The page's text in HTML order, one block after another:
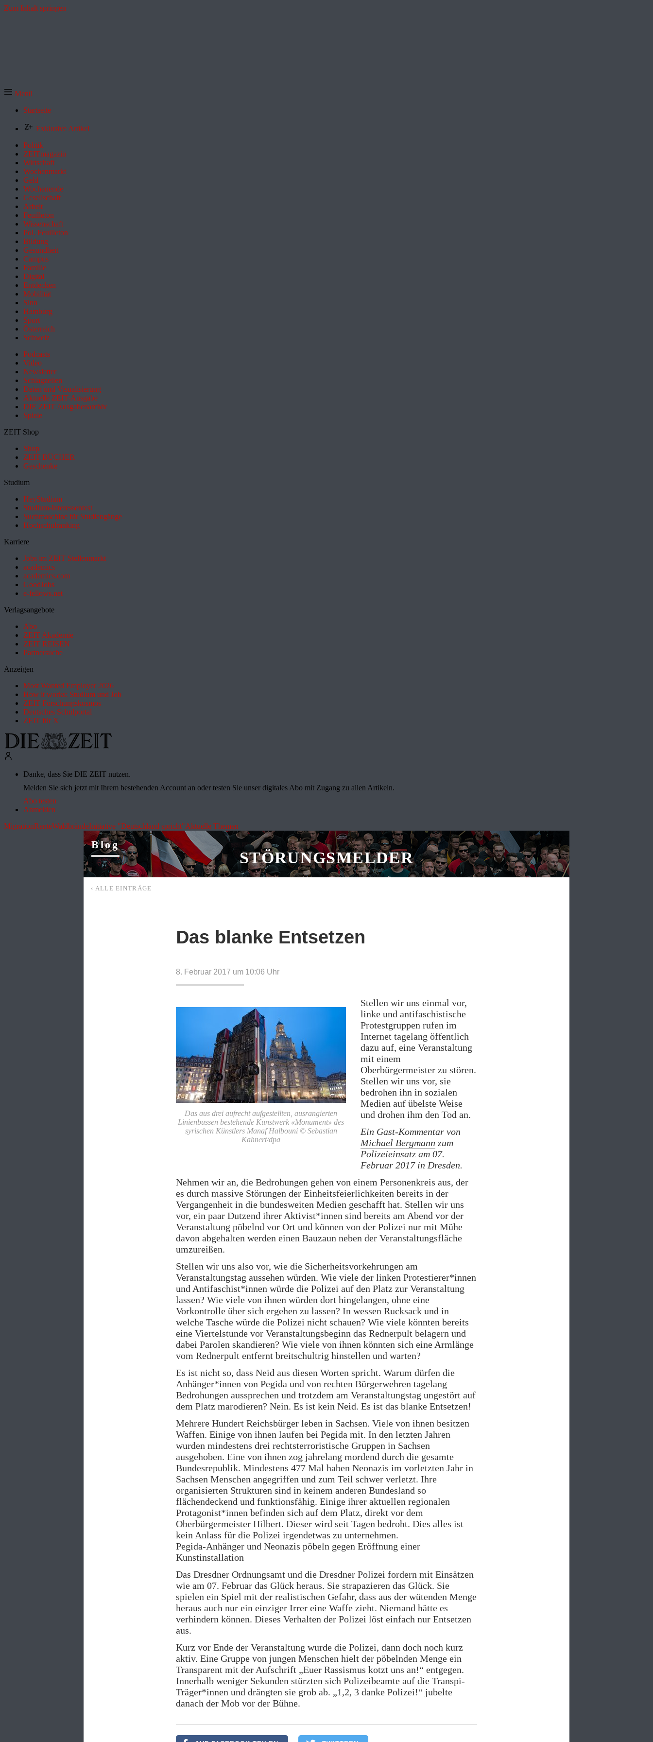
Zum Inhalt springen
Menü
Startseite
Exklusive Artikel
Politik
ZEITmagazin
Wirtschaft
Wochenmarkt
Geld
Wochenende
Gesellschaft
Arbeit
Feuilleton
Wissenschaft
Pol. Feuilleton
Bildung
Gesundheit
Campus
Familie
Digital
Entdecken
Mobilität
Sinn
Hamburg
Sport
Österreich
Schweiz
Podcasts
Video
Newsletter
Schlagzeilen
Daten und Visualisierung
Aktuelle ZEIT-Ausgabe
DIE ZEIT Ausgabenarchiv
Spiele
ZEIT Shop
Shop
ZEIT BÜCHER
Geschenke
Studium
HeyStudium
Studium-Interessentest
Suchmaschine für Studiengänge
Hochschulranking
Karriere
Jobs im ZEIT Stellenmarkt
academics
academics.com
GoodJobs
e-fellows.net
Verlagsangebote
Abo
ZEIT Akademie
ZEIT REISEN
Partnersuche
Anzeigen
Most Wanted Employer 2026
How it works: Studium und Job
ZEIT Forschungskosmos
Deutsches Schulportal
ZEIT für X
Danke, dass Sie DIE ZEIT nutzen.
Melden Sie sich jetzt mit Ihrem bestehenden Account an oder testen Sie unser digitales Abo mit Zugang zu allen Artikeln.
Abo testen
Anmelden
MigrationRenteWaldbrändeInitiative "Deutschland spricht"Aktuelle Themen
Blog
STÖRUNGSMELDER
‹ ALLE EINTRÄGE
Das blanke Entsetzen
8. Februar 2017 um 10:06 Uhr
Das aus drei aufrecht aufgestellten, ausrangierten
Linienbussen bestehende Kunstwerk «Monument» des
syrischen Künstlers Manaf Halbouni © Sebastian
Kahnert/dpa
Stellen wir uns einmal vor,
linke und antifaschistische
Protestgruppen rufen im
Internet tagelang öffentlich
dazu auf, eine Veranstaltung
mit einem
Oberbürgermeister zu stören.
Stellen wir uns vor, sie
bedrohen ihn in sozialen
Medien auf übelste Weise
und drohen ihm den Tod an.
Ein Gast-Kommentar von
Michael Bergmann zum
Polizeieinsatz am 07.
Februar 2017 in Dresden.
Nehmen wir an, die Bedrohungen gehen von einem Personenkreis aus, der
es durch massive Störungen der Einheitsfeierlichkeiten bereits in der
Vergangenheit in die bundesweiten Medien geschafft hat. Stellen wir uns
vor, ein paar Dutzend ihrer Aktivist*innen sind bereits am Abend vor der
Veranstaltung pöbelnd vor Ort und können von der Polizei nur mit Mühe
davon abgehalten werden einen Bauzaun neben der Veranstaltungsfläche
umzureißen.
Stellen wir uns also vor, wie die Sicherheitsvorkehrungen am
Veranstaltungstag aussehen würden. Wie viele der linken Protestierer*innen
und Antifaschist*innen würde die Polizei auf den Platz zur Veranstaltung
lassen? Wie viele von ihnen würden dort hingelangen, ohne eine
Vorkontrolle über sich ergehen zu lassen? In wessen Rucksack und in
welche Tasche würde die Polizei nicht schauen? Wie viele könnten bereits
eine Viertelstunde vor Veranstaltungsbeginn das Rednerpult belagern und
dabei Parolen skandieren? Wie viele von ihnen könnten sich eine Armlänge
vom Rednerpult entfernt breitschultrig hinstellen und warten?
Es ist nicht so, dass Neid aus diesen Worten spricht. Warum dürfen die
Anhänger*innen von Pegida und von rechten Bürgerwehren tagelang
Bedrohungen aussprechen und trotzdem am Veranstaltungstag ungestört auf
dem Platz marodieren? Nein. Es ist kein Neid. Es ist das blanke Entsetzen!
Mehrere Hundert Reichsbürger leben in Sachsen. Viele von ihnen besitzen
Waffen. Einige von ihnen laufen bei Pegida mit. In den letzten Jahren
wurden mindestens drei rechtsterroristische Gruppen in Sachsen
ausgehoben. Eine von ihnen zog jahrelang mordend durch die gesamte
Bundesrepublik. Mindestens 477 Mal haben Neonazis im vorletzten Jahr in
Sachsen Menschen angegriffen und zum Teil schwer verletzt. Ihre
organisierten Strukturen sind in keinem anderen Bundesland so
flächendeckend und funktionsfähig. Einige ihrer aktuellen regionalen
Protagonist*innen befinden sich auf dem Platz, direkt vor dem
Oberbürgermeister Hilbert. Dieser wird seit Tagen bedroht. Dies alles ist
kein Anlass für die Polizei irgendetwas zu unternehmen.
Pegida-Anhänger und Neonazis pöbeln gegen Eröffnung einer
Kunstinstallation
Das Dresdner Ordnungsamt und die Dresdner Polizei fordern mit Einsätzen
wie am 07. Februar das Glück heraus. Sie strapazieren das Glück. Sie
spielen ein Spiel mit der realistischen Gefahr, dass aus der wütenden Menge
heraus auch nur ein einziger Irrer eine Waffe zieht. Niemand hätte es
verhindern können. Dieses Verhalten der Polizei löst einfach nur Entsetzen
aus.
Kurz vor Ende der Veranstaltung wurde die Polizei, dann doch noch kurz
aktiv. Eine Gruppe von jungen Menschen hielt der pöbelnden Menge ein
Transparent mit der Aufschrift „Euer Rassismus kotzt uns an!“ entgegen.
Innerhalb weniger Sekunden stürzten sich Polizeibeamte auf die Transpi-
Träger*innen und drängten sie grob ab. „1,2, 3 danke Polizei!“ jubelte
danach der Mob vor der Bühne.